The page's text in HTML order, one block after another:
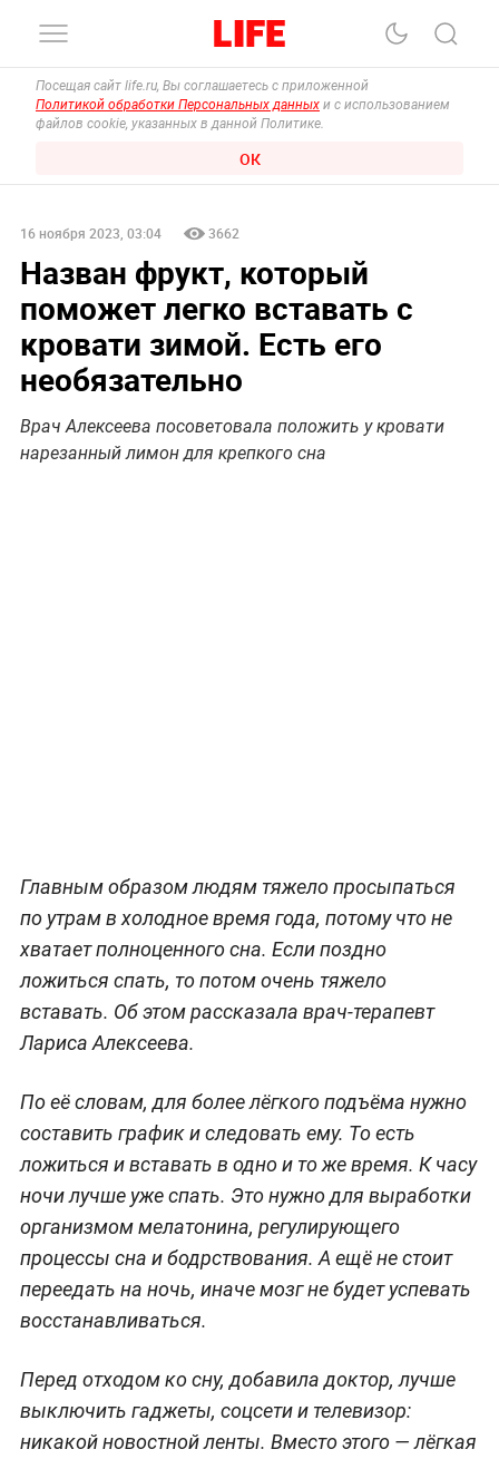
Посещая сайт life.ru, Вы соглашаетесь с приложенной
Политикой обработки Персональных данных и с использованием
файлов cookie, указанных в данной Политике.
ОК
16 ноября 2023, 03:04 3662
Назван фрукт, который
поможет легко вставать с
кровати зимой. Есть его
необязательно
Врач Алексеева посоветовала положить у кровати
нарезанный лимон для крепкого сна
Главным образом людям тяжело просыпаться
по утрам в холодное время года, потому что не
хватает полноценного сна. Если поздно
ложиться спать, то потом очень тяжело
вставать. Об этом рассказала врач-терапевт
Лариса Алексеева.
По её словам, для более лёгкого подъёма нужно
составить график и следовать ему. То есть
ложиться и вставать в одно и то же время. К часу
ночи лучше уже спать. Это нужно для выработки
организмом мелатонина, регулирующего
процессы сна и бодрствования. А ещё не стоит
переедать на ночь, иначе мозг не будет успевать
восстанавливаться.
Перед отходом ко сну, добавила доктор, лучше
выключить гаджеты, соцсети и телевизор:
никакой новостной ленты. Вместо этого — лёгкая